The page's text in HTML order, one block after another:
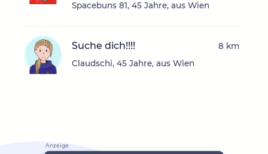
Spacebuns 81, 45 Jahre, aus Wien
Suche dich!!!!
Claudschi, 45 Jahre, aus Wien
8 km